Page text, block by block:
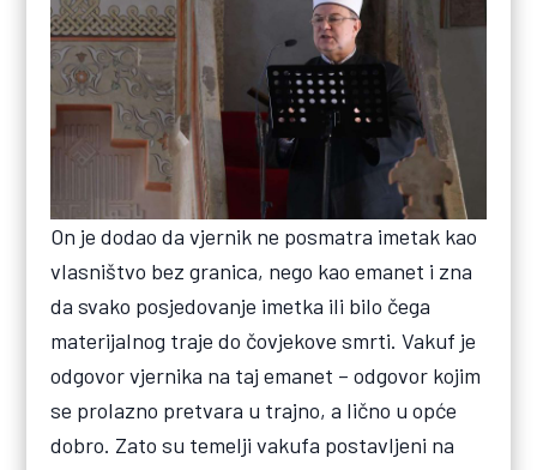
On je dodao da vjernik ne posmatra imetak kao
vlasništvo bez granica, nego kao emanet i zna
da svako posjedovanje imetka ili bilo čega
materijalnog traje do čovjekove smrti. Vakuf je
odgovor vjernika na taj emanet – odgovor kojim
se prolazno pretvara u trajno, a lično u opće
dobro. Zato su temelji vakufa postavljeni na